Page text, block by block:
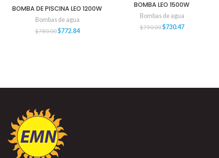
BOMBA DE PISCINA LEO 1200W
Bombas de agua
$780.00$772.84
BOMBA LEO 1500W
Bombas de agua
$750.00$730.47